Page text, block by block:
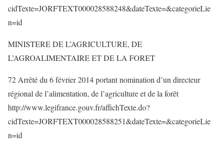
cidTexte=JORFTEXT000028588248&dateTexte=&categorieLie
n=id
MINISTERE DE L’AGRICULTURE, DE
L’AGROALIMENTAIRE ET DE LA FORET
72 Arrêté du 6 février 2014 portant nomination d’un directeur
régional de l’alimentation, de l’agriculture et de la forêt
http://www.legifrance.gouv.fr/affichTexte.do?
cidTexte=JORFTEXT000028588251&dateTexte=&categorieLie
n=id